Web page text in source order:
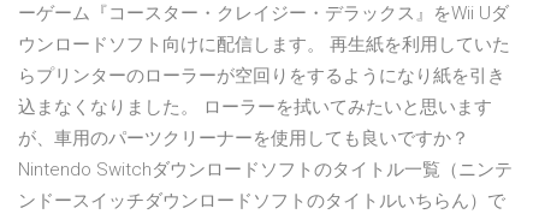
ーゲーム『コースター・クレイジー・デラックス』をWii Uダ
ウンロードソフト向けに配信します。 再生紙を利用していた
らプリンターのローラーが空回りをするようになり紙を引き
込まなくなりました。 ローラーを拭いてみたいと思います
が、車用のパーツクリーナーを使用しても良いですか？
Nintendo Switchダウンロードソフトのタイトル一覧（ニンテ
ンドースイッチダウンロードソフトのタイトルいちらん）で